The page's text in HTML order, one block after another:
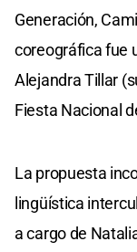
Generación,
coreográfica fue
Alejandra Tillar
Fiesta Nacional
La propuesta
lingüística
a cargo de